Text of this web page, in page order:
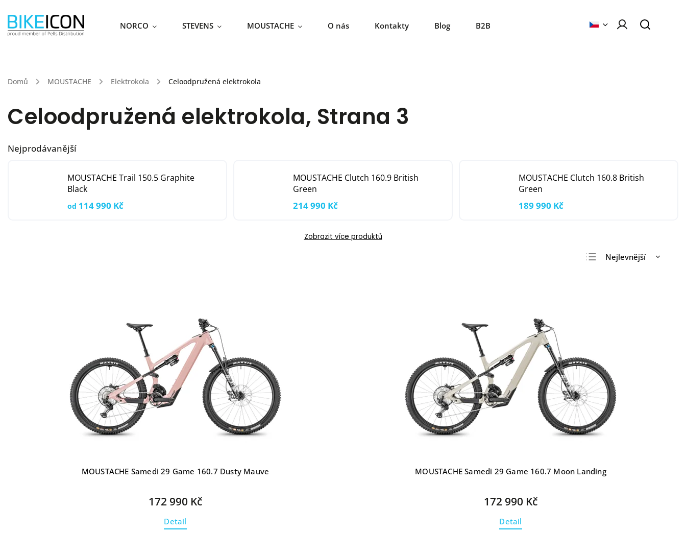
NORCO STEVENS MOUSTACHE O nás Kontakty Blog B2B
Domů / MOUSTACHE / Elektrokola / Celoodpružená elektrokola
Celoodpružená elektrokola, Strana 3
Nejprodávanější
MOUSTACHE Trail 150.5 Graphite
Black
od 114 990 Kč
MOUSTACHE Clutch 160.9 British
Green
214 990 Kč
MOUSTACHE Clutch 160.8 British
Green
189 990 Kč
Zobrazit více produktů
Nejlevnější
MOUSTACHE Samedi 29 Game 160.7 Dusty Mauve
172 990 Kč
Detail
MOUSTACHE Samedi 29 Game 160.7 Moon Landing
172 990 Kč
Detail